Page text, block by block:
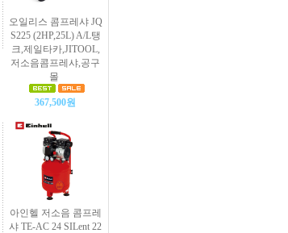
오일리스 콤프레샤 JQ
S225 (2HP,25L) A/L탱
크,제일타카,JITOOL,
저소음콤프레샤,공구
몰
367,500원
아인헬 저소음 콤프레
샤 TE-AC 24 SILent 22